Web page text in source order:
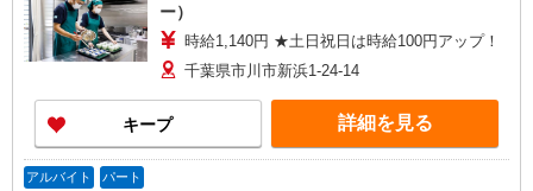
ー）
時給1,140円 ★土日祝日は時給100円アップ！
千葉県市川市新浜1-24-14
キープ 詳細を見る
アルバイト パート